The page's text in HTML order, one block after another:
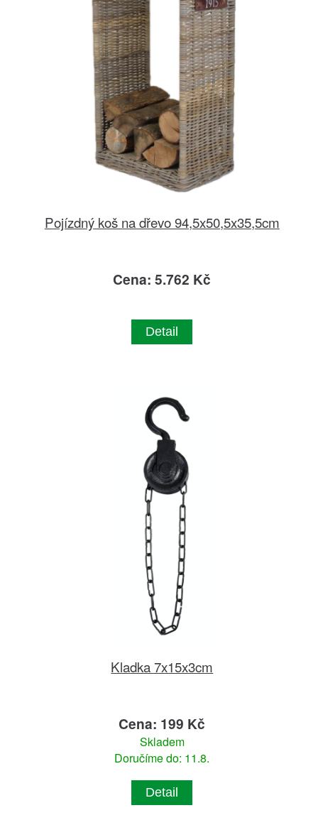
Pojízdný koš na dřevo 94,5x50,5x35,5cm
Cena: 5.762 Kč
Detail
Kladka 7x15x3cm
Cena: 199 Kč
Skladem
Doručíme do: 11.8.
Detail